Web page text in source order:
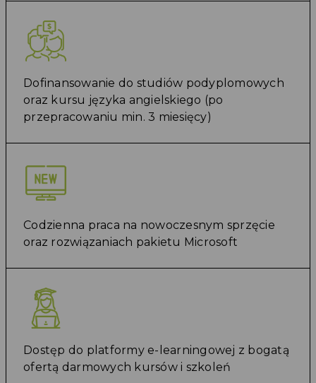
Dofinansowanie do studiów podyplomowych
oraz kursu języka angielskiego (po
przepracowaniu min. 3 miesięcy)
Codzienna praca na nowoczesnym sprzęcie
oraz rozwiązaniach pakietu Microsoft
Dostęp do platformy e-learningowej z bogatą
ofertą darmowych kursów i szkoleń